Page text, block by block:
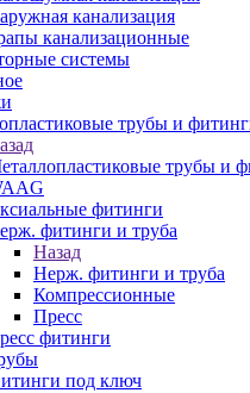
канализация
канализационные
системы
трубы и
трубы и
фитинги
фитинги и труба
Назад
Нерж. фитинги и труба
Компрессионные
Пресс
фитинги
под ключ